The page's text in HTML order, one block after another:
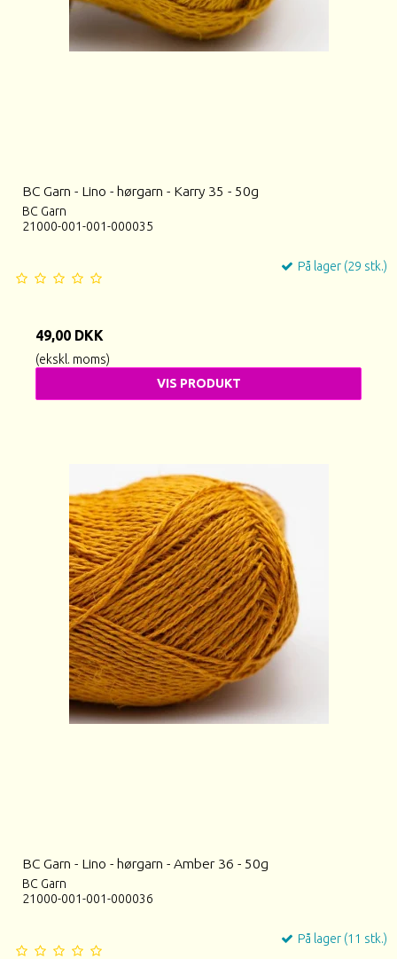
BC Garn - Lino - hørgarn - Karry 35 - 50g
BC Garn
21000-001-001-000035
På lager (29 stk.)
49,00 DKK
(ekskl. moms)
VIS PRODUKT
BC Garn - Lino - hørgarn - Amber 36 - 50g
BC Garn
21000-001-001-000036
På lager (11 stk.)